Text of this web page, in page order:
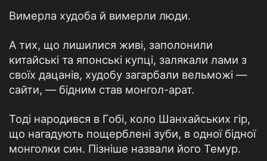
Вимерла худоба й вимерли люди.
А тих, що лишилися живі, заполонили
китайські та японські купці, залякали лами з
своїх дацанів, худобу загарбали вельможі —
сайти, — бідним став монгол-арат.
Тоді народився в Гобі, коло Шанхайських гір,
що нагадують пощерблені зуби, в одної бідної
монголки син. Пізніше назвали його Темур.